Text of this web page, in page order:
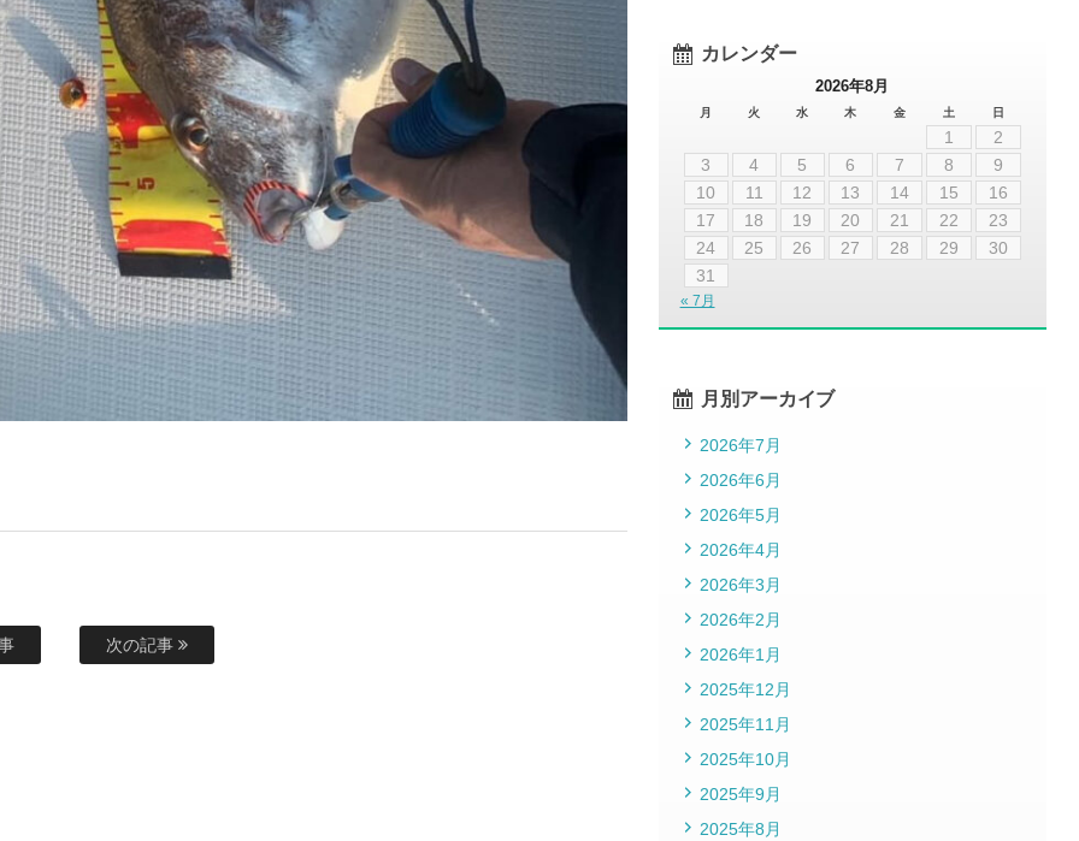
次の記事
カレンダー
2026年8月
月 火 水 木 金 土 日
1
2
3
4 5 6 7 8
9
10
11 12 13 14 15
16
17
18 19 20 21 22
23
24
25 26 27 28 29
30
31
« 7月
月別アーカイブ
2026年7月
2026年6月
2026年5月
2026年4月
2026年3月
2026年2月
2026年1月
2025年12月
2025年11月
2025年10月
2025年9月
2025年8月